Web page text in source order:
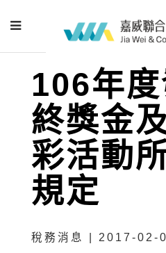
106年
終獎金
彩活動
規定
稅務消息 | 2017-02-